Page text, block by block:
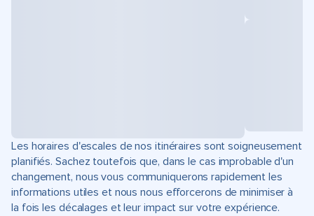
Les horaires d'escales de nos itinéraires sont soigneusement
planifiés. Sachez toutefois que, dans le cas improbable d'un
changement, nous vous communiquerons rapidement les
informations utiles et nous nous efforcerons de minimiser à
la fois les décalages et leur impact sur votre expérience.